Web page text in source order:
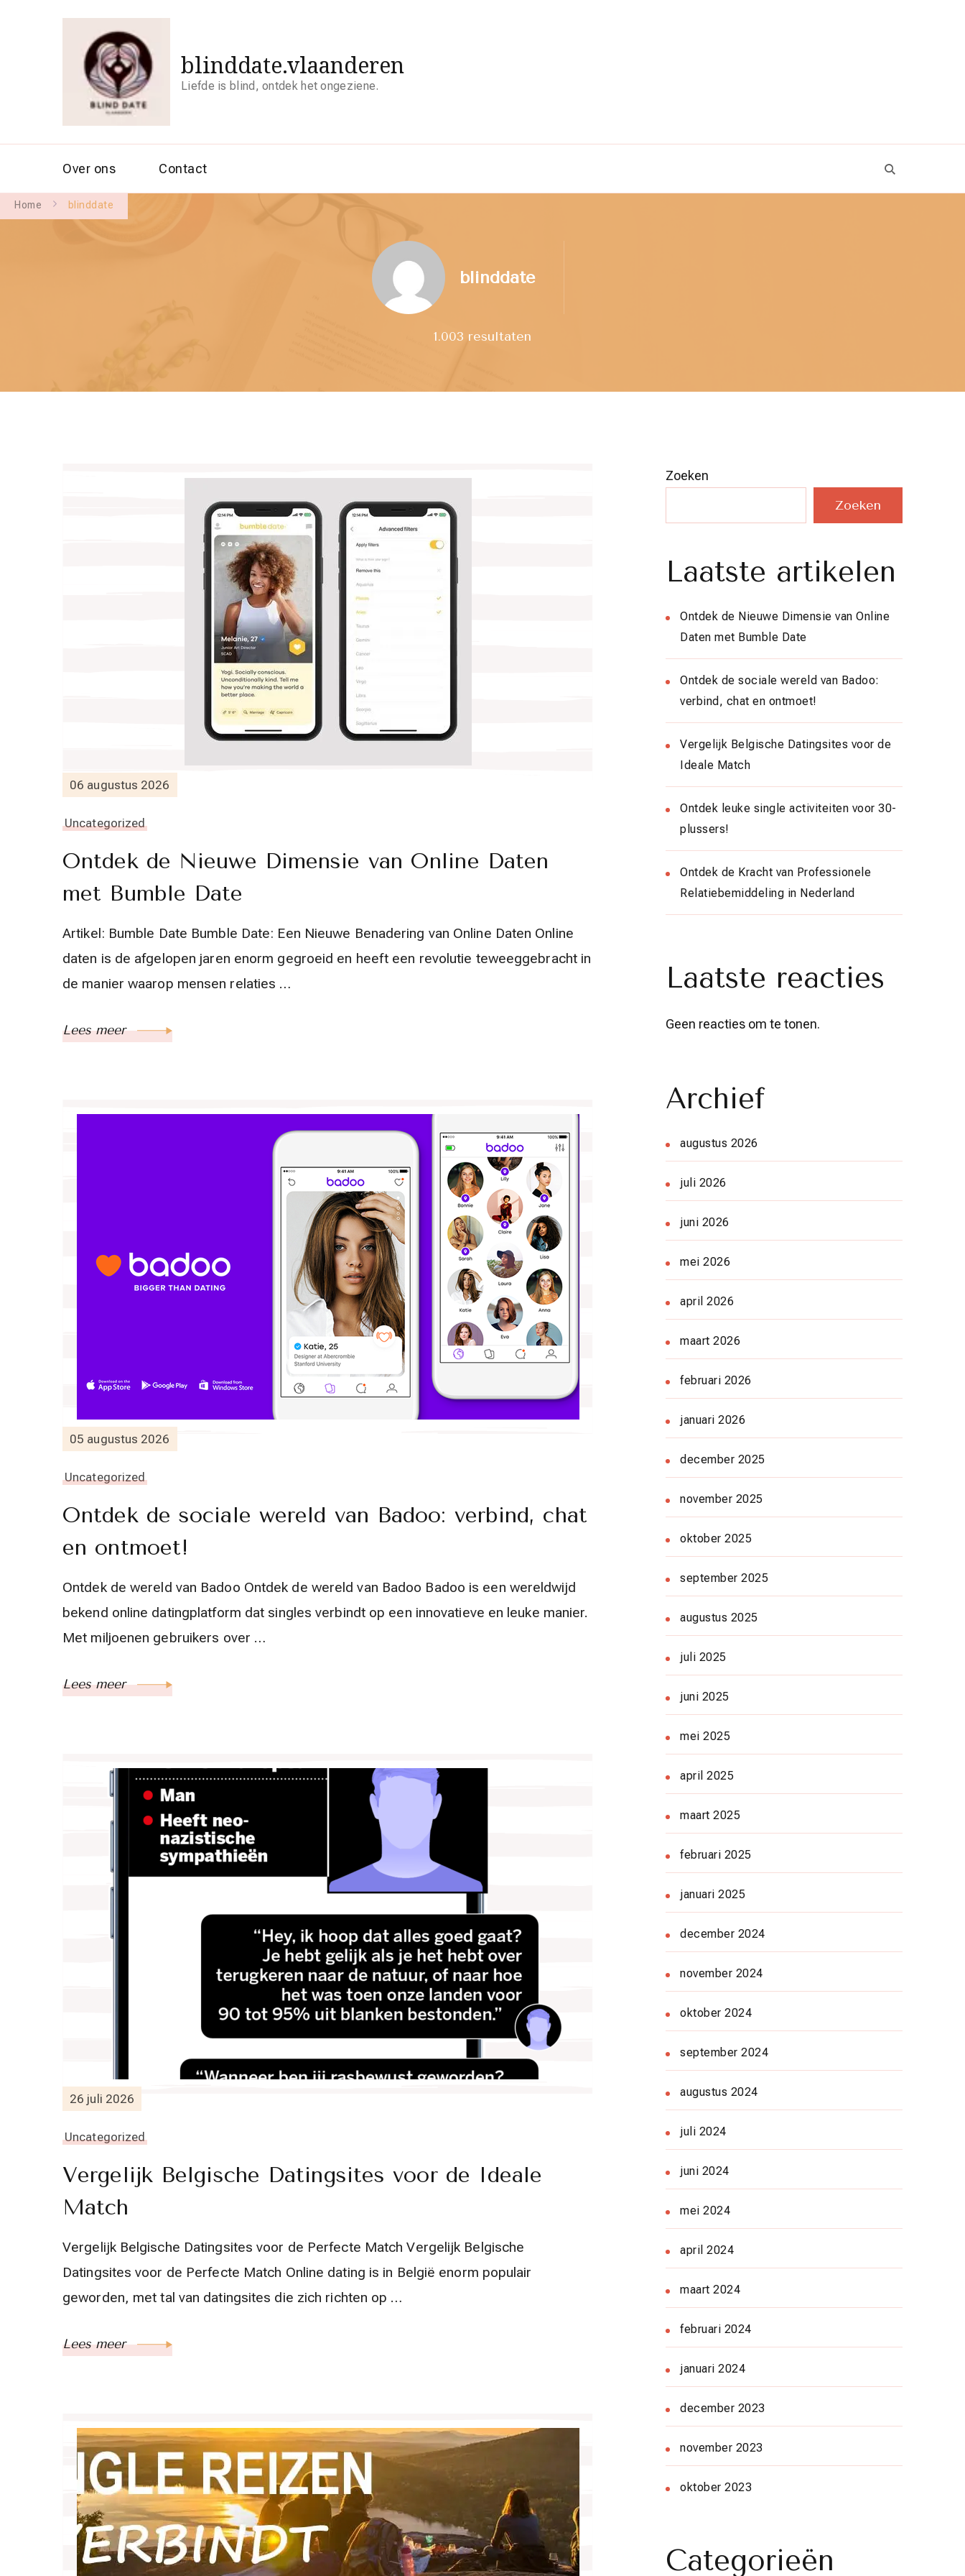
blinddate.vlaanderen
Liefde is blind, ontdek het ongeziene.
Over ons Contact
Home blinddate
blinddate
1.003 resultaten
06 augustus 2026
Uncategorized
Ontdek de Nieuwe Dimensie van Online Daten
met Bumble Date
Artikel: Bumble Date Bumble Date: Een Nieuwe Benadering van Online Daten Online
daten is de afgelopen jaren enorm gegroeid en heeft een revolutie teweeggebracht in
de manier waarop mensen relaties …
Lees meer
05 augustus 2026
Uncategorized
Ontdek de sociale wereld van Badoo: verbind, chat
en ontmoet!
Ontdek de wereld van Badoo Ontdek de wereld van Badoo Badoo is een wereldwijd
bekend online datingplatform dat singles verbindt op een innovatieve en leuke manier.
Met miljoenen gebruikers over …
Lees meer
26 juli 2026
Uncategorized
Vergelijk Belgische Datingsites voor de Ideale
Match
Vergelijk Belgische Datingsites voor de Perfecte Match Vergelijk Belgische
Datingsites voor de Perfecte Match Online dating is in België enorm populair
geworden, met tal van datingsites die zich richten op …
Lees meer
Zoeken
Zoeken
Laatste artikelen
Ontdek de Nieuwe Dimensie van Online
Daten met Bumble Date
Ontdek de sociale wereld van Badoo:
verbind, chat en ontmoet!
Vergelijk Belgische Datingsites voor de
Ideale Match
Ontdek leuke single activiteiten voor 30-
plussers!
Ontdek de Kracht van Professionele
Relatiebemiddeling in Nederland
Laatste reacties
Geen reacties om te tonen.
Archief
augustus 2026
juli 2026
juni 2026
mei 2026
april 2026
maart 2026
februari 2026
januari 2026
december 2025
november 2025
oktober 2025
september 2025
augustus 2025
juli 2025
juni 2025
mei 2025
april 2025
maart 2025
februari 2025
januari 2025
december 2024
november 2024
oktober 2024
september 2024
augustus 2024
juli 2024
juni 2024
mei 2024
april 2024
maart 2024
februari 2024
januari 2024
december 2023
november 2023
oktober 2023
Categorieën